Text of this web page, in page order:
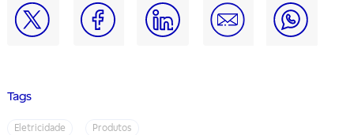
Tags
Eletricidade Produtos